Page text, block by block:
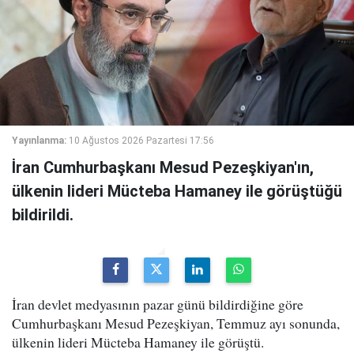
Yayınlanma: 10 Ağustos 2026 Pazartesi 17:56
İran Cumhurbaşkanı Mesud Pezeşkiyan'ın,
ülkenin lideri Mücteba Hamaney ile görüştüğü
bildirildi.
İran devlet medyasının pazar günü bildirdiğine göre
Cumhurbaşkanı Mesud Pezeşkiyan, Temmuz ayı sonunda,
ülkenin lideri Mücteba Hamaney ile görüştü.